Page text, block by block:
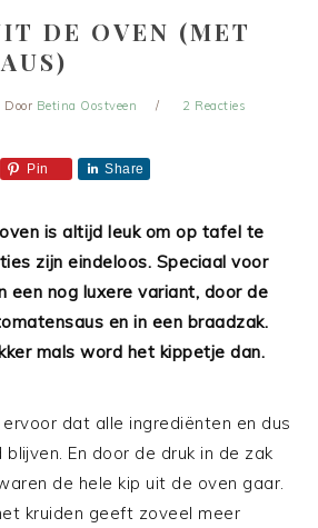
DE OVEN (MET
Door Betina Oostveen 2 Reacties
Pin Share
is altijd leuk om op tafel te
zijn eindeloos. Speciaal voor
een nog luxere variant, door de
en in een braadzak.
mals word het kippetje dan.
dat alle ingrediënten en dus
En door de druk in de zak
de hele kip uit de oven gaar.
kruiden geeft zoveel meer